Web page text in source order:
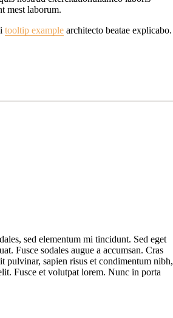
mest laborum.
tooltip example architecto beatae explicabo.
sed elementum mi tincidunt. Sed eget
Fusce sodales augue a accumsan. Cras
pulvinar, sapien risus et condimentum nibh,
Fusce et volutpat lorem. Nunc in porta